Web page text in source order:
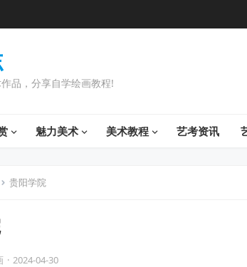
品，分享自学绘画教程!
魅力美术 美术教程 艺考资讯
贵阳学院
· 2024-04-30